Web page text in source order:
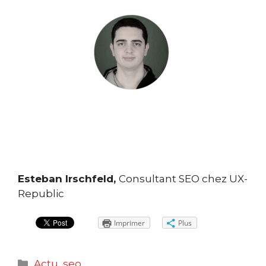
Esteban Irschfeld, Consultant SEO chez UX-
Republic
Imprimer Plus
Catégories
Actu,seo